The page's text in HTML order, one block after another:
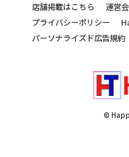
店舗掲載はこちら
運営
プライバシーポリシー
パーソナライズド広告規約
©